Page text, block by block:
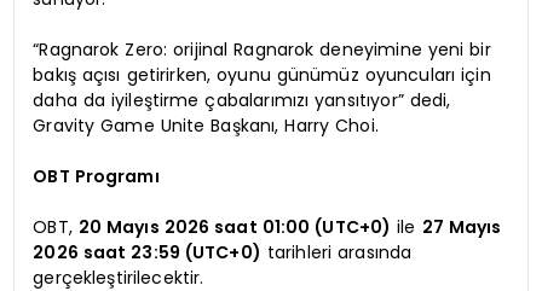
“Ragnarok Zero: orijinal Ragnarok deneyimine yeni bir
bakış açısı getirirken, oyunu günümüz oyuncuları için
daha da iyileştirme çabalarımızı yansıtıyor” dedi,
Gravity Game Unite Başkanı, Harry Choi.
OBT Programı
OBT, 20 Mayıs 2026 saat 01:00 (UTC+0) ile 27 Mayıs
2026 saat 23:59 (UTC+0) tarihleri arasında
gerçekleştirilecektir.